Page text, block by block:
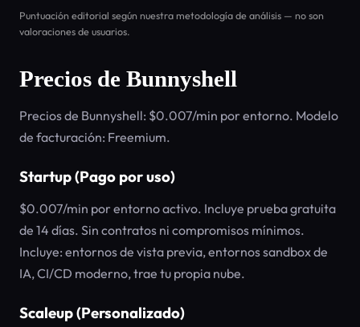
Puntuación editorial según nuestra metodología de análisis — no son
valoraciones de usuarios.
Precios de Bunnyshell
Precios de Bunnyshell: $0.007/min por entorno. Modelo
de facturación: Freemium.
Startup (Pago por uso)
$0.007/min por entorno activo. Incluye prueba gratuita
de 14 días. Sin contratos ni compromisos mínimos.
Incluye: entornos de vista previa, entornos sandbox de
IA, CI/CD moderno, trae tu propia nube.
Scaleup (Personalizado)